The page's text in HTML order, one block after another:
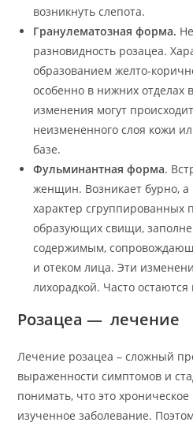
возникнуть слепота.
Гранулематозная форма.
разновидность розацеа.
образованием желто-
особенно в нижних отделах
изменения могут
неизмененного слоя кожи
базе.
Фульминантная форма.
женщин. Возникает бурно,
характер сгруппированных
образующих свищи,
содержимым,
и отеком лица. Эти
лихорадкой. Часто
Розацеа — лечение
Лечение розацеа – сложный
выраженности симптомов и
понимать, что это
изученное заболевание.